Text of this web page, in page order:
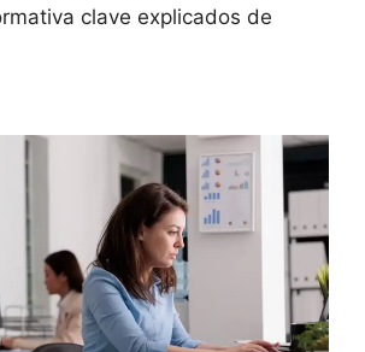
clave explicados de